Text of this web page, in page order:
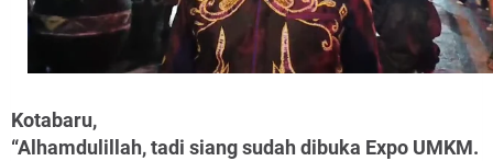
Kotabaru,
“Alhamdulillah, tadi siang sudah dibuka Expo UMKM.